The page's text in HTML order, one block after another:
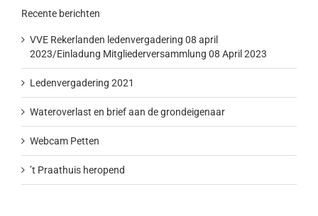
Recente berichten
VVE Rekerlanden ledenvergadering 08 april
2023/Einladung Mitgliederversammlung 08 April 2023
Ledenvergadering 2021
Wateroverlast en brief aan de grondeigenaar
Webcam Petten
’t Praathuis heropend